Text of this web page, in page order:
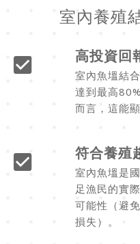
室內養殖
高投資回
室內魚塭結
達到最高
而言，這能
符合養殖
室內魚塭是
足漁民的實
可能性（避
損失）。